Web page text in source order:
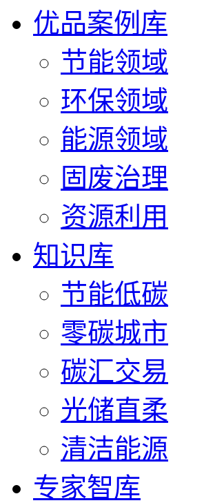
优品案例库
节能领域
环保领域
能源领域
固废治理
资源利用
知识库
节能低碳
零碳城市
碳汇交易
光储直柔
清洁能源
专家智库